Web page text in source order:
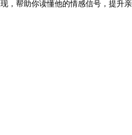
，帮助你读懂他的情感信号，提升亲